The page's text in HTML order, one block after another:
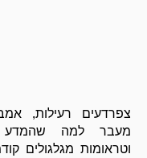
צפרדעים רעילות,
מעבר למה שהמדע
וטראומות מגלגולים